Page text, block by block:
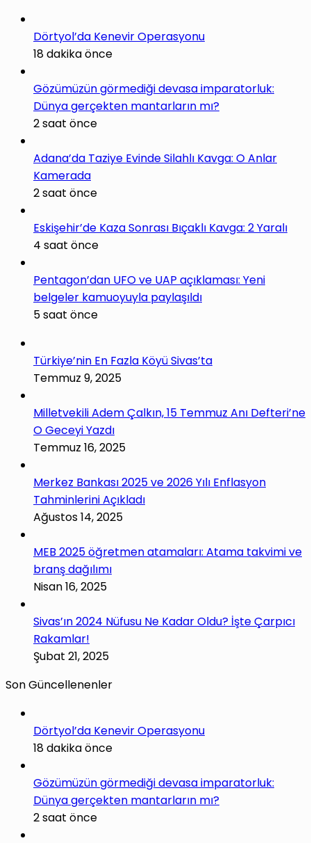
Dörtyol’da Kenevir Operasyonu
18 dakika önce
Gözümüzün görmediği devasa imparatorluk:
Dünya gerçekten mantarların mı?
2 saat önce
Adana’da Taziye Evinde Silahlı Kavga: O Anlar
Kamerada
2 saat önce
Eskişehir’de Kaza Sonrası Bıçaklı Kavga: 2 Yaralı
4 saat önce
Pentagon’dan UFO ve UAP açıklaması: Yeni
belgeler kamuoyuyla paylaşıldı
5 saat önce
Türkiye’nin En Fazla Köyü Sivas’ta
Temmuz 9, 2025
Milletvekili Adem Çalkın, 15 Temmuz Anı Defteri’ne
O Geceyi Yazdı
Temmuz 16, 2025
Merkez Bankası 2025 ve 2026 Yılı Enflasyon
Tahminlerini Açıkladı
Ağustos 14, 2025
MEB 2025 öğretmen atamaları: Atama takvimi ve
branş dağılımı
Nisan 16, 2025
Sivas’ın 2024 Nüfusu Ne Kadar Oldu? İşte Çarpıcı
Rakamlar!
Şubat 21, 2025
Son Güncellenenler
Dörtyol’da Kenevir Operasyonu
18 dakika önce
Gözümüzün görmediği devasa imparatorluk:
Dünya gerçekten mantarların mı?
2 saat önce